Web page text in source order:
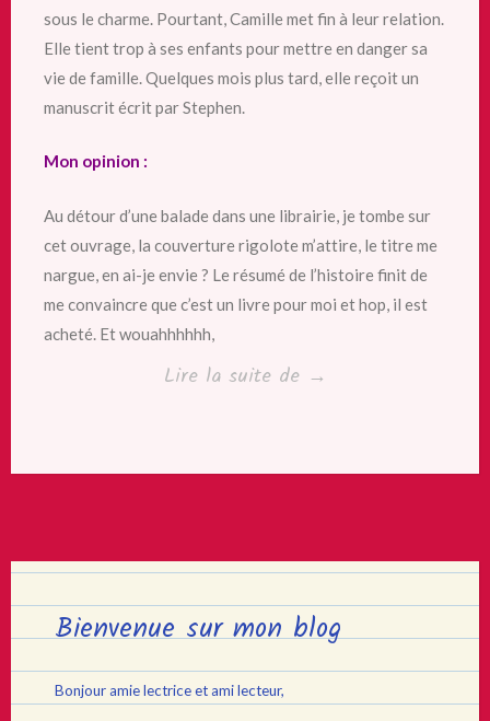
sous le charme. Pourtant, Camille met fin à leur relation.
Elle tient trop à ses enfants pour mettre en danger sa
vie de famille. Quelques mois plus tard, elle reçoit un
manuscrit écrit par Stephen.
Mon opinion :
Au détour d’une balade dans une librairie, je tombe sur
cet ouvrage, la couverture rigolote m’attire, le titre me
nargue, en ai-je envie ? Le résumé de l’histoire finit de
me convaincre que c’est un livre pour moi et hop, il est
acheté. Et wouahhhhhh,
Lire la suite de « Seulement
en
Bruno
→
Bienvenue sur mon blog
Bonjour amie lectrice et ami lecteur,